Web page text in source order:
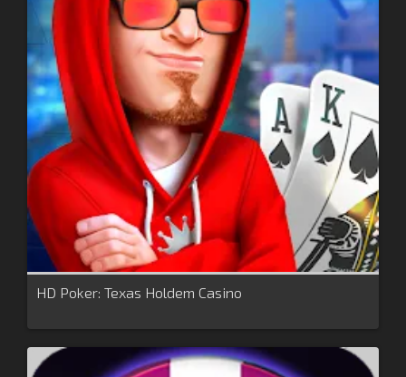
HD Poker: Texas Holdem Casino